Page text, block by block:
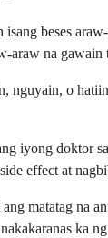
beses
araw na
o
iyong doktor
effect at
matatag na
ka